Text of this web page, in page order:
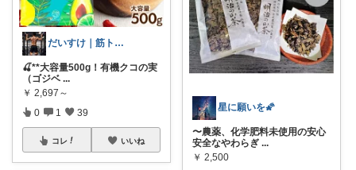
だいすけ｜筋トレ×健康食✕バイクROOM
🍒**大容量500g！有機クコの実
（ゴジベ ...
￥ 2,697～
0 1 39
コレ いいね
星に願いを🌠
〜農薬、化学肥料未使用の安心
安全なやわらぎ ...
￥ 2,500